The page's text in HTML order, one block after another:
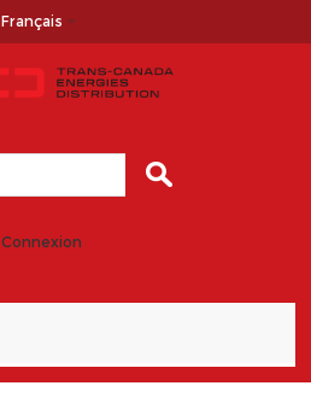
Français
Connexion